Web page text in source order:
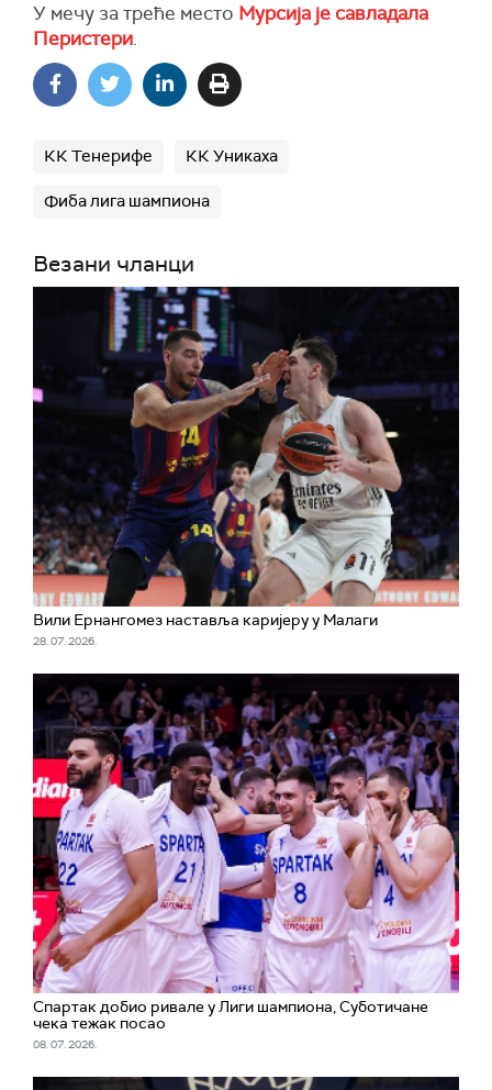
У мечу за треће место Мурсија је савладала
Перистери.
КК Тенерифе КК Уникаха
Фиба лига шампиона
Везани чланци
Вили Ернангомез наставља каријеру у Малаги
28. 07. 2026.
Спартак добио ривале у Лиги шампиона, Суботичане
чека тежак посао
08. 07. 2026.